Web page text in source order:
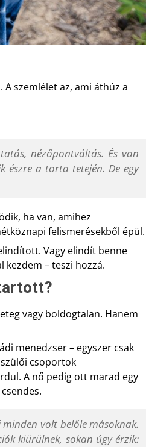
szemlélet az, ami áthúz a
nézőpontváltás. És van
észre a torta tetején. De egy
ha van, amihez
felismerésekből épül.
Vagy elindít benne
– teszi hozzá.
vagy boldogtalan. Hanem
menedzser – egyszer csak
csoportok
A nő pedig ott marad egy
volt belőle másoknak.
kiürülnek, sokan úgy érzik: